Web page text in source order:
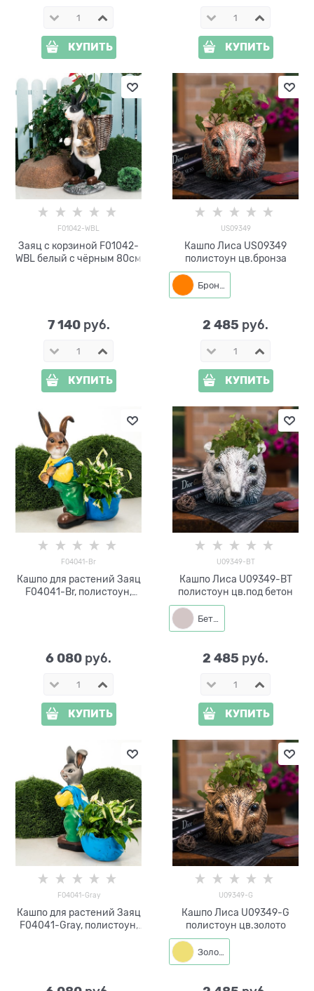
КУПИТЬ КУПИТЬ
F01042-WBL
Заяц с корзиной F01042-
WBL белый с чёрным 80см
7 140 руб.
КУПИТЬ
US09349
Кашпо Лиса US09349
полистоун цв.бронза
2 485 руб.
КУПИТЬ
F04041-Br
Кашпо для растений Заяц
F04041-Br, полистоун,
6 080 руб.
КУПИТЬ
U09349-BT
Кашпо Лиса U09349-BT
полистоун цв.под бетон
2 485 руб.
КУПИТЬ
F04041-Gray
Кашпо для растений Заяц
F04041-Gray, полистоун,
U09349-G
Кашпо Лиса U09349-G
полистоун цв.золото